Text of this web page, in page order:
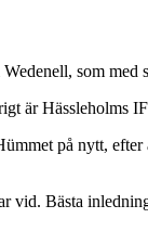
som
är Hässleholms
på nytt, efter
vid. Bästa